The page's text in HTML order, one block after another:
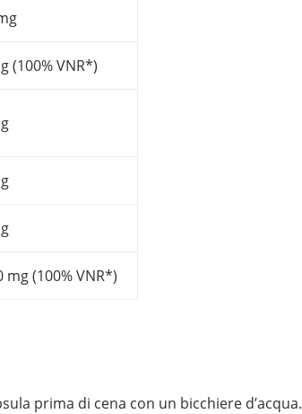
(100% VNR*)
mg (100% VNR*)
prima di cena con un bicchiere d’acqua.